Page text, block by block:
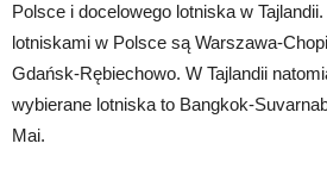
Polsce i docelowego lotniska w
lotniskami w Polsce są Warszawa-
Gdańsk-Rębiechowo. W Tajlandii
wybierane lotniska to Bangkok-
Mai.